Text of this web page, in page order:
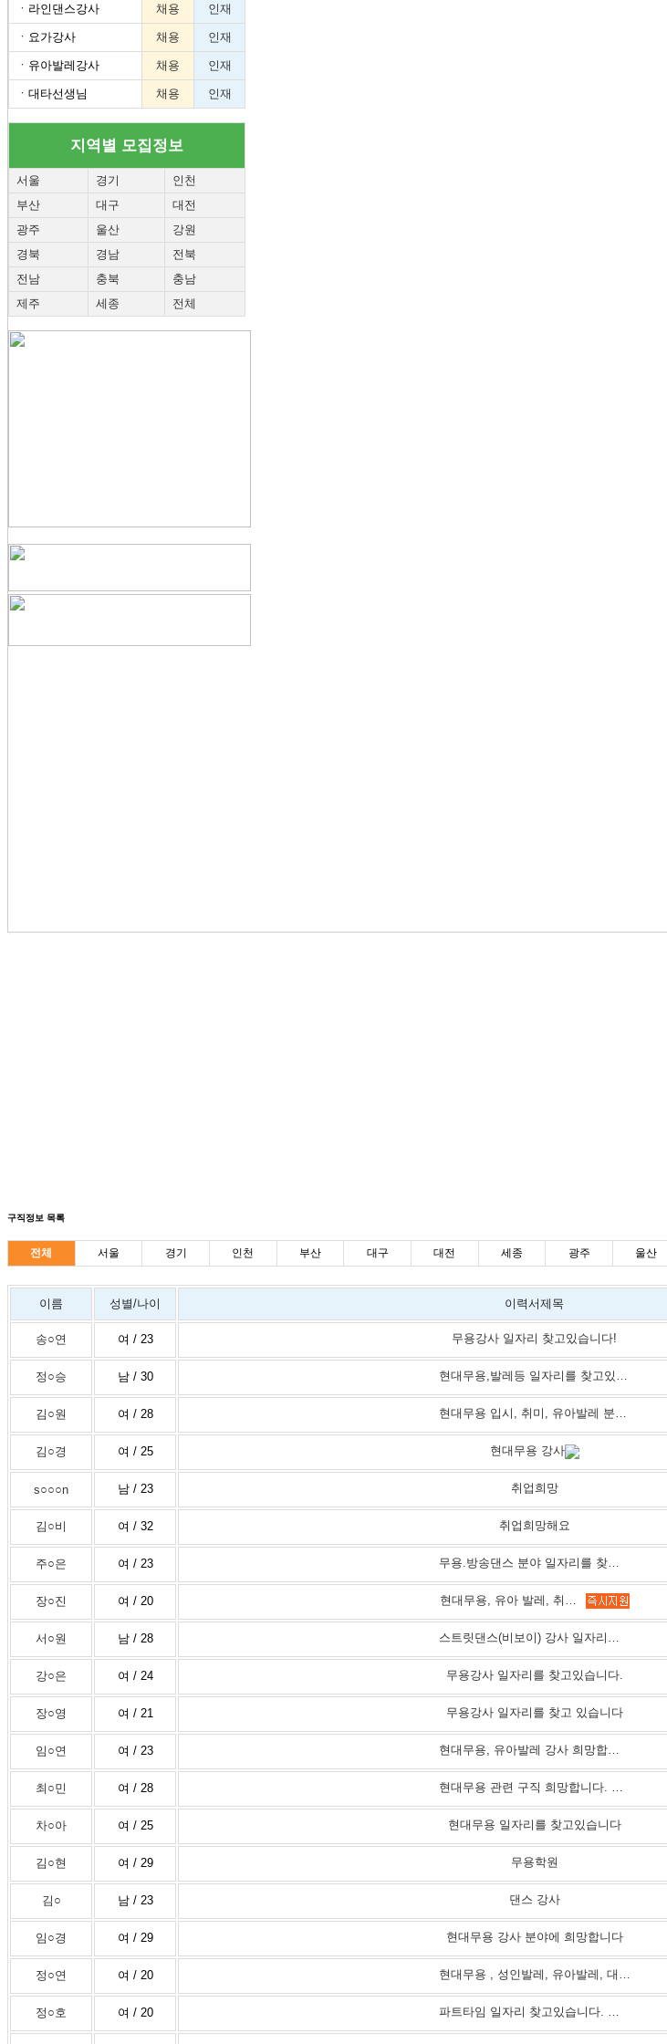
ㆍ 라인댄스강사 채용 인재
ㆍ 요가강사 채용 인재
ㆍ 유아발레강사 채용 인재
ㆍ 대타선생님 채용 인재
지역별 모집정보
서울 경기
인천
부산
대구
대전
광주
울산
강원
경북
경남
전북
전남
충북
충남
제주
세종 전체
구직정보 목록
전체 서울 경기 인천 부산 대구 대전 세종 광주 울산
이름 성별/나이 이력서제목
송○연 여 / 23 무용강사 일자리 찾고있습니다!
정○승 남 / 30
김○원 여 / 28
김○경 여 / 25 현대무용 강사
s○○○n 남 / 23 취업희망
김○비 여 / 32 취업희망해요
주○은 여 / 23 무용.방송댄스 분야 일자리를 찾고 있습니다
장○진 여 / 20
서○원 남 / 28
강○은 여 / 24 무용강사 일자리를 찾고있습니다.
장○영 여 / 21 무용강사 일자리를 찾고 있습니다
임○연 여 / 23 현대무용, 유아발레 강사 희망합니다!
최○민 여 / 28
차○아 여 / 25 현대무용 일자리를 찾고있습니다
김○현 여 / 29 무용학원
김○ 남 / 23 댄스 강사
임○경 여 / 29 현대무용 강사 분야에 희망합니다
정○연 여 / 20
정○호 여 / 20